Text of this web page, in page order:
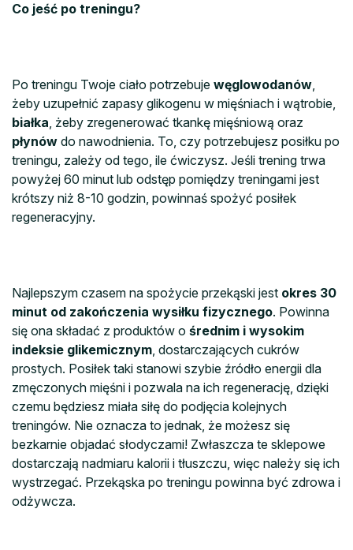
Co jeść po treningu?
Po treningu Twoje ciało potrzebuje węglowodanów
żeby uzupełnić zapasy glikogenu w mięśniach i wątrobie,
białka , żeby zregenerować tkankę mięśniową oraz
płynów do nawodnienia. To, czy potrzebujesz posiłku po
treningu, zależy od tego, ile ćwiczysz. Jeśli trening trwa
powyżej 60 minut lub odstęp pomiędzy treningami jest
krótszy niż 8-10 godzin, powinnaś spożyć posiłek
regeneracyjny.
Najlepszym czasem na spożycie przekąski jest okres 30
minut od zakończenia wysiłku fizycznego. Powinna
się ona składać z produktów o średnim i wysokim
indeksie glikemicznym , dostarczających cukrów
prostych. Posiłek taki stanowi szybie źródło energii dla
zmęczonych mięśni i pozwala na ich regenerację, dzięki
czemu będziesz miała siłę do podjęcia kolejnych
treningów. Nie oznacza to jednak, że możesz się
bezkarnie objadać słodyczami! Zwłaszcza te sklepowe
dostarczają nadmiaru kalorii i tłuszczu, więc należy się ich
wystrzegać. Przekąska po treningu powinna być zdrowa i
odżywcza.